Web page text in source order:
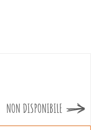
NON DISPONIBILE